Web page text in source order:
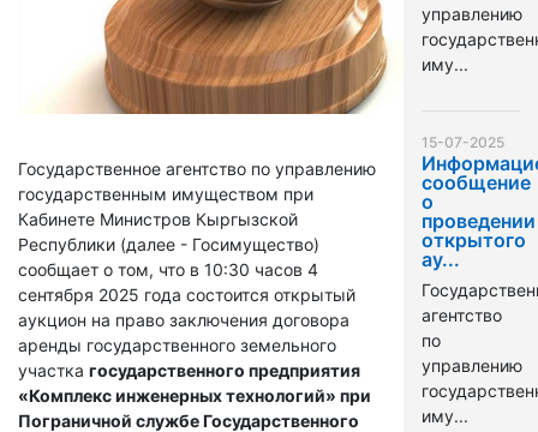
Государственное агентство по управлению
государственным имуществом при
Кабинете Министров Кыргызской
Республики (далее - Госимущество)
сообщает о том, что в 10:30 часов 4
сентября 2025 года состоится открытый
аукцион на право заключения договора
аренды государственного земельного
участка государственного предприятия
«Комплекс инженерных технологий» при
Пограничной службе Государственного
управлению
иму...
15-07-2025
сообщение
о
проведении
открытого
ау...
агентство
по
управлению
иму...